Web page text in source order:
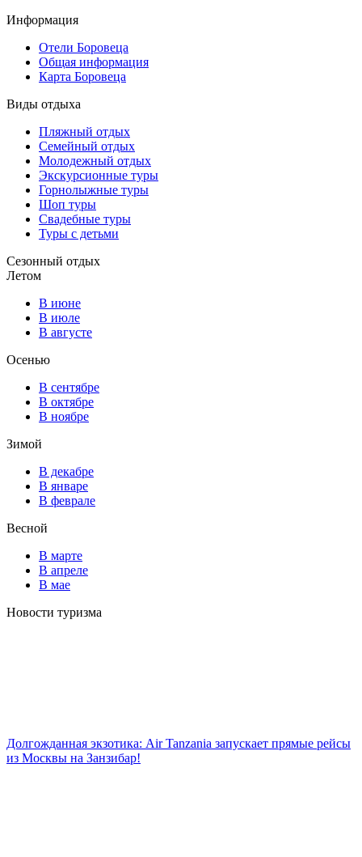
Информация
Отели Боровеца
Общая информация
Карта Боровеца
Виды отдыха
Пляжный отдых
Семейный отдых
Молодежный отдых
Экскурсионные туры
Горнолыжные туры
Шоп туры
Свадебные туры
Туры с детьми
Сезонный отдых
Летом
В июне
В июле
В августе
Осенью
В сентябре
В октябре
В ноябре
Зимой
В декабре
В январе
В феврале
Весной
В марте
В апреле
В мае
Новости туризма
Долгожданная экзотика: Air Tanzania запускает прямые рейсы
из Москвы на Занзибар!